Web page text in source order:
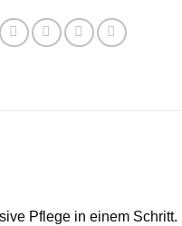
Pflege in einem